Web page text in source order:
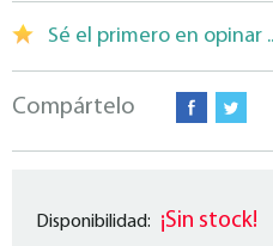
Sé el primero en opinar
Compártelo
Disponibilidad: ¡Sin stock!